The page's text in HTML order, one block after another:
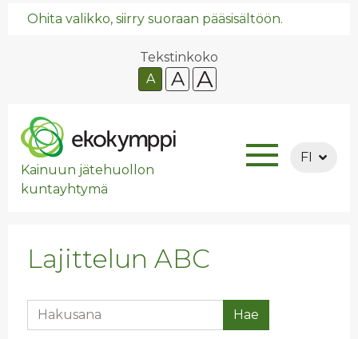
Ohita valikko, siirry suoraan pääsisältöön.
Tekstinkoko
A
A A
Kainuun jätehuollon
kuntayhtymä
FI
Lajittelun ABC
Hakusana Hae